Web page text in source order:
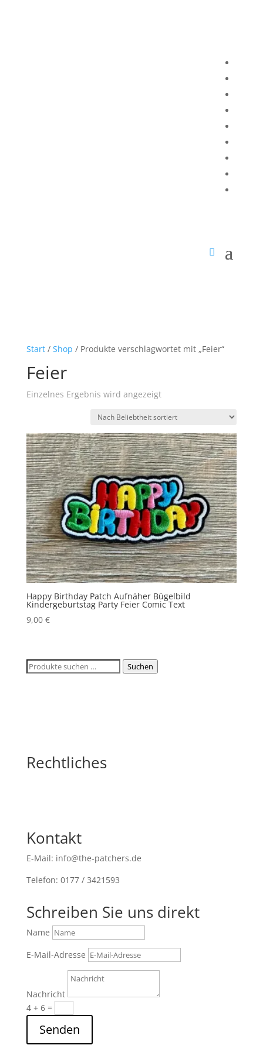
Start/ Shop / Produkte verschlagwortet mit „Feier“
Feier
Einzelnes Ergebnis wird angezeigt
Happy Birthday Patch Aufnäher Bügelbild
Kindergeburtstag Party Feier Comic Text
9,00 €
Suchen
Suchen
Rechtliches
Kontakt
E-Mail: info@the-patchers.de
Telefon: 0177 / 3421593
Schreiben Sie uns direkt
Name
E-Mail-Adresse
Nachricht
4 + 6=
Senden